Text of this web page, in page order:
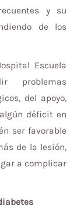
y su
de los
Escuela
problemas
del apoyo,
déficit en
ser favorable
de la lesión,
a complicar